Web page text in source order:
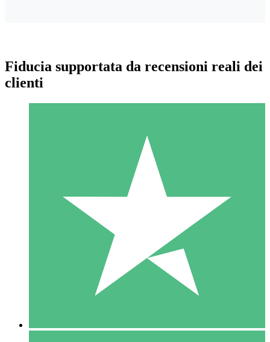
Pacchetti di Crediti Individuali
Paga a consumo con crediti di download. Nessun impegno
1 Download
10
US$1500
Fiducia supportata da recensioni reali dei
clienti